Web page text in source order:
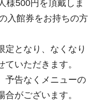
様500円を頂戴しま
入館券をお持ちの方
定となり、なくなり
いただきます。
予告なくメニューの
がございます。